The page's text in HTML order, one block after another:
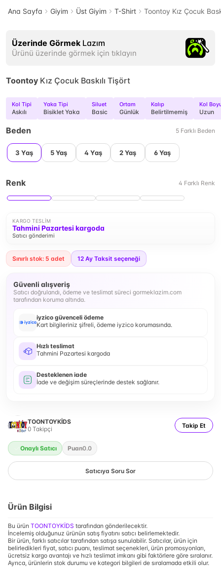
Ana Sayfa Giyim Üst Giyim T-Shirt Toontoy Kız Çocuk
Üzerinde Görmek Lazım
Ürünü üzerinde görmek için tıklayın
Toontoy Kız Çocuk Baskılı Tişört
Kol Tipi
Askılı
Yaka Tipi
Bisiklet Yaka
Siluet
Basic
Ortam
Günlük
Kalıp
Belirtilmemiş
Kol
Uzun
Beden 5 Farklı Beden
3 Yaş 5 Yaş 4 Yaş 2 Yaş 6 Yaş
Renk 4 Farklı Renk
KARGO TESLIM
Tahmini Pazartesi kargoda
Satıcı gönderimi
Sınırlı stok: 5 adet 12 Ay Taksit seçeneği
Güvenli alışveriş
Satıcı doğrulandı, ödeme ve teslimat süreci gormeklazim.com
tarafından koruma altında.
iyzico güvenceli ödeme
Kart bilgileriniz şifreli, ödeme iyzico korumasında.
Hızlı teslimat
Tahmini Pazartesi kargoda
Desteklenen iade
İade ve değişim süreçlerinde destek sağlanır.
TOONTOYKİDS
0 Takipçi Takip Et
Onaylı Satıcı Puan0.0
Satıcıya Soru Sor
Ürün Bilgisi
Bu ürün TOONTOYKİDS tarafından gönderilecektir.
İncelemiş olduğunuz ürünün satış fiyatını satıcı belirlemektedir.
Bir ürün, farklı satıcılar tarafından satışa sunulabilir. Satıcılar, ürün için
belirledikleri fiyat, satıcı puanı, teslimat seçenekleri, ürün promosyonları,
ücretsiz kargo avantajı ve hızlı teslimat imkanı gibi faktörlere göre sıralanır.
Ayrıca, ürünlerin stok durumu ve kategori bilgileri de sıralamada etkili olur.